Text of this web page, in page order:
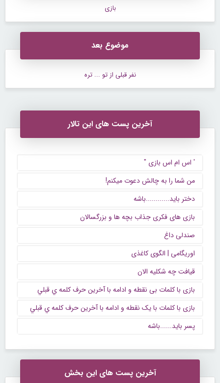
بازی
موضوع بعد
نفر قبلی از تو ... تره
آخرین پست های این تالار
' اس ام اس بازی "
من شما را به چالش دعوت میکنم!
دختر باید............باشه
بازی های فکری جذاب بچه ها و بزرگسالان
صندلی داغ
اوریگامی | الگوی کاغذی
قیافت چه شکلیه الان
بازی با کلمات بی نقطه و ادامه با آخرين حرف كلمه ي قبلي
بازی با کلمات با یک نقطه و ادامه با آخرين حرف كلمه ي قبلي
پسر باید......باشه
آخرین پست های این بخش